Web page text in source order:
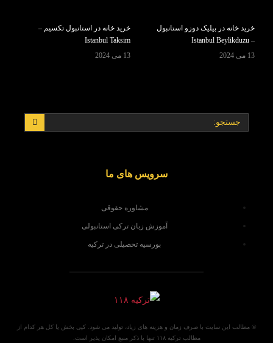
خرید خانه در بیلیک دوزو استانبول
– Istanbul Beylikduzu
13 می 2024
خرید خانه در استانبول تکسیم –
Istanbul Taksim
13 می 2024
سرویس های ما
مشاوره حقوقی
آموزش زبان ترکی استانبولی
بورسیه تحصیلی در ترکیه
© مطالب این سایت با صرف زمان و هزینه های زیاد، تولید می شود. کپی بخش یا کل هر کدام از
مطالب ترکیه ۱۱۸ تنها با ذکر منبع امکان پذیر است.